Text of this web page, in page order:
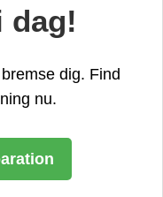
dag!
dig. Find
nu.